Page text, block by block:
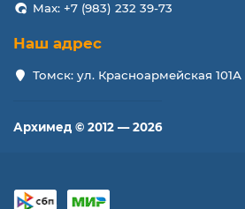
Max: +7 (983) 232 39-73
Наш адрес
Томск: ул. Красноармейская 101А
Архимед © 2012 — 2026